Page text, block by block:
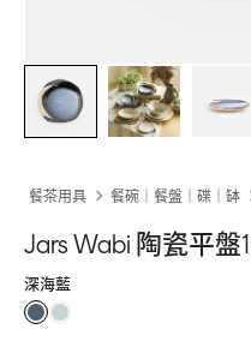
餐茶用具 餐碗｜餐盤｜碟｜缽
Jars Wabi 陶瓷平盤
深海藍